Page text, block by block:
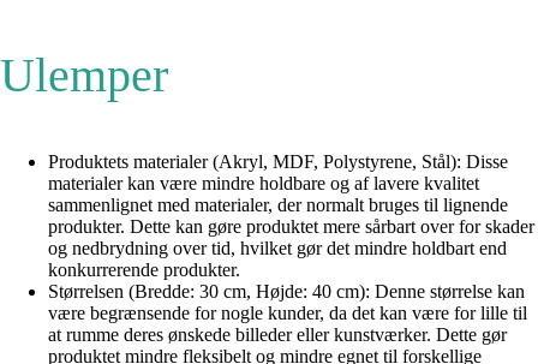
Ulemper
Produktets materialer (Akryl, MDF, Polystyrene, Stål): Disse
materialer kan være mindre holdbare og af lavere kvalitet
sammenlignet med materialer, der normalt bruges til lignende
produkter. Dette kan gøre produktet mere sårbart over for skader
og nedbrydning over tid, hvilket gør det mindre holdbart end
konkurrerende produkter.
Størrelsen (Bredde: 30 cm, Højde: 40 cm): Denne størrelse kan
være begrænsende for nogle kunder, da det kan være for lille til
at rumme deres ønskede billeder eller kunstværker. Dette gør
produktet mindre fleksibelt og mindre egnet til forskellige